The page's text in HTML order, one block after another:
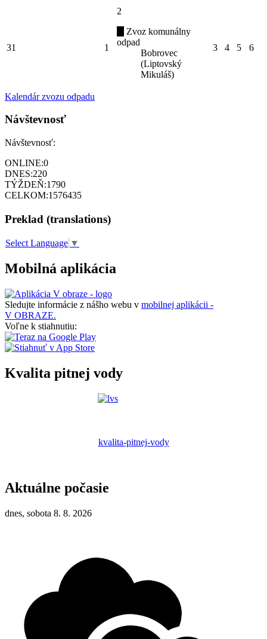
31 1
2
Zvoz komunálny
odpad
Bobrovec
(Liptovský
Mikuláš)
3 4 5 6
Kalendár zvozu odpadu
Návštevnosť
Návštevnosť:
ONLINE:0
DNES:220
TÝŽDEŇ:1790
CELKOM:1576435
Preklad (translations)
Select Language ▼
Mobilná aplikácia
Sledujte informácie z nášho webu v mobilnej aplikácii -
V OBRAZE.
Voľne k stiahnutiu:
Kvalita pitnej vody
kvalita-pitnej-vody
Aktuálne počasie
dnes, sobota 8. 8. 2026